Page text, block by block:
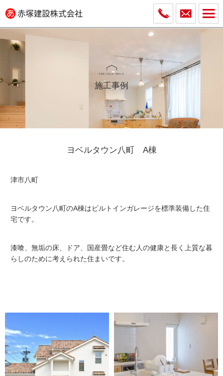
施工事例
ヨベルタウン八町 A棟
津市八町
ヨベルタウン八町のA棟はビルトインガレージを標準装備した住
宅です。
漆喰、無垢の床、ドア、国産畳など住む人の健康と長く上質な暮
らしのために考えられた住まいです。